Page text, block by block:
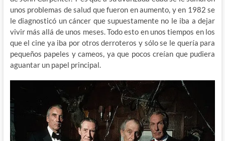
unos problemas de salud que fueron en aumento, y en 1982 se
le diagnosticó un cáncer que supuestamente no le iba a dejar
vivir más allá de unos meses. Todo esto en unos tiempos en los
que el cine ya iba por otros derroteros y sólo se le quería para
pequeños papeles y cameos, ya que pocos creían que pudiera
aguantar un papel principal.